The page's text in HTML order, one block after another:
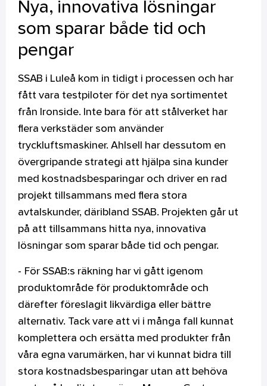
Nya, innovativa lösningar
som sparar både tid och
pengar
SSAB i Luleå kom in tidigt i processen och har
fått vara testpiloter för det nya sortimentet
från Ironside. Inte bara för att stålverket har
flera verkstäder som använder
tryckluftsmaskiner. Ahlsell har dessutom en
övergripande strategi att hjälpa sina kunder
med kostnadsbesparingar och driver en rad
projekt tillsammans med flera stora
avtalskunder, däribland SSAB. Projekten går ut
på att tillsammans hitta nya, innovativa
lösningar som sparar både tid och pengar.
- För SSAB:s räkning har vi gått igenom
produktområde för produktområde och
därefter föreslagit likvärdiga eller bättre
alternativ. Tack vare att vi i många fall kunnat
komplettera och ersätta med produkter från
våra egna varumärken, har vi kunnat bidra till
stora kostnadsbesparingar utan att behöva